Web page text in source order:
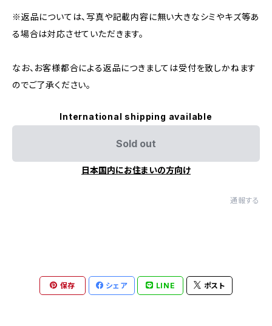
※返品については、写真や記載内容に無い大きなシミやキズ等あ
る場合は対応させていただきます。
なお、お客様都合による返品につきましては受付を致しかねます
のでご了承ください。
International shipping available
Sold out
日本国内にお住まいの方向け
通報する
保存 シェア LINE ポスト